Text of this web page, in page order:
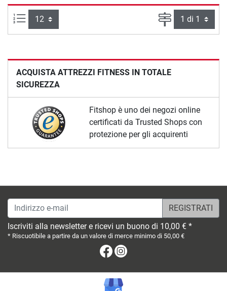
Articoli per pagina: Pagina
ACQUISTA ATTREZZI FITNESS IN TOTALE
SICUREZZA
Fitshop è uno dei negozi online
certificati da Trusted Shops con
protezione per gli acquirenti
Indirizzo e-mail
Iscriviti alla newsletter e ricevi un buono di 10,00 € *
* Riscuotibile a partire da un valore di merce minimo di 50,00 €
Facebook